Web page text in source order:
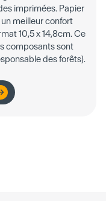
imprimées. Papier
meilleur confort
10,5 x 14,8cm. Ce
composants sont
des forêts).